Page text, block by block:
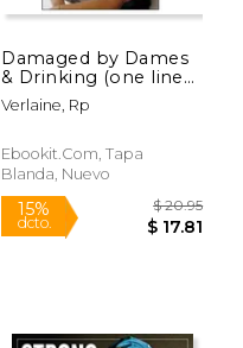
15%
dcto. $
Damaged by Dames
& Drinking (one line
poems and pinups)
(en Inglés)
Verlaine, Rp
Ebookit.com, Tapa
Blanda, Nuevo